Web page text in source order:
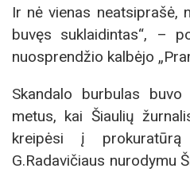
Ir nė vienas neatsiprašė,
buvęs suklaidintas“, –
nuosprendžio kalbėjo
Skandalo burbulas
metus, kai Šiaulių
kreipėsi į
G.Radavičiaus nurodymu